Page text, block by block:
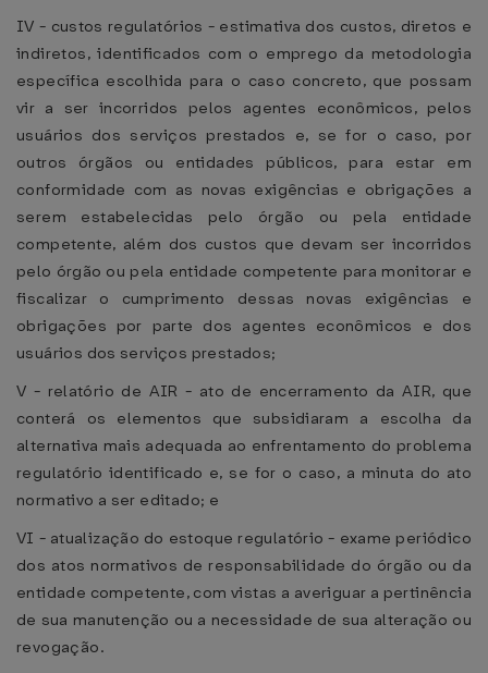
IV - custos regulatórios - estimativa dos custos, diretos e
indiretos, identificados com o emprego da metodologia
específica escolhida para o caso concreto, que possam
vir a ser incorridos pelos agentes econômicos, pelos
usuários dos serviços prestados e, se for o caso, por
outros órgãos ou entidades públicos, para estar em
conformidade com as novas exigências e obrigações a
serem estabelecidas pelo órgão ou pela entidade
competente, além dos custos que devam ser incorridos
pelo órgão ou pela entidade competente para monitorar e
fiscalizar o cumprimento dessas novas exigências e
obrigações por parte dos agentes econômicos e dos
usuários dos serviços prestados;
V - relatório de AIR - ato de encerramento da AIR, que
conterá os elementos que subsidiaram a escolha da
alternativa mais adequada ao enfrentamento do problema
regulatório identificado e, se for o caso, a minuta do ato
normativo a ser editado; e
VI - atualização do estoque regulatório - exame periódico
dos atos normativos de responsabilidade do órgão ou da
entidade competente, com vistas a averiguar a pertinência
de sua manutenção ou a necessidade de sua alteração ou
revogação.